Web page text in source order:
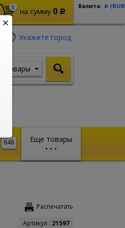
0 на сумму 0 Р
Валюта: Р
Укажите город
Товары
Еще товары
• • •
648
Распечатать
Артикул : 21597